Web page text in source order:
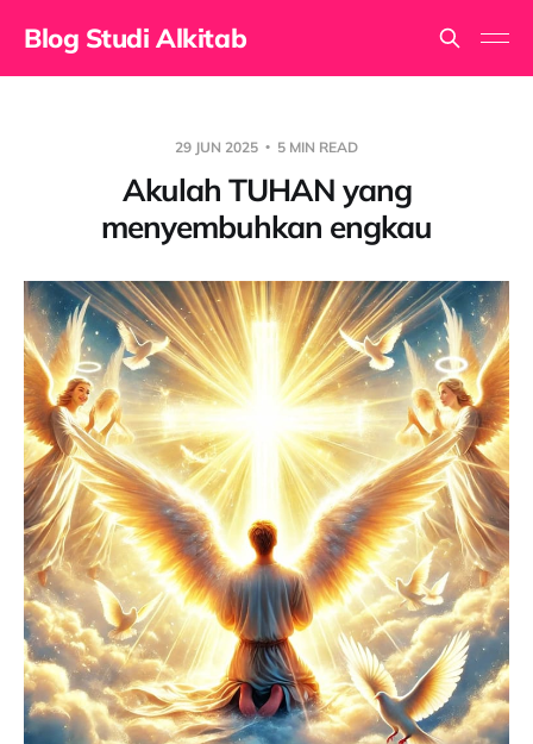
Blog Studi Alkitab
29 JUN 2025 5 MIN READ
Akulah TUHAN yang
menyembuhkan engkau